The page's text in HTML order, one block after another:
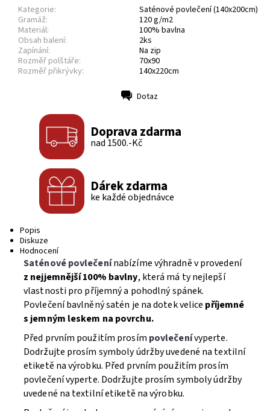
Kategorie:
Saténové povlečení (140x200cm)
Gramáž:
120 g/m2
Materiál:
100% bavlna
Obsah balení:
2ks
Zapínání:
Na zip
Rozměř polštáře:
70x90
Rozměř přikrývky:
140x220cm
Dotaz
Doprava zdarma
nad 1500.-Kč
Dárek zdarma
ke každé objednávce
Popis
Diskuze
Hodnocení
Saténové povlečenínabízíme výhradně v provedení
z nejjemnější 100% bavlny, která má ty nejlepší
vlastnosti pro příjemný a pohodlný spánek.
Povlečení bavlněný satén je na dotek velice příjemné
s jemným leskem na povrchu.
Před prvním použitím prosím povlečenívyperte.
Dodržujte prosím symboly údržby uvedené na textilní
etiketě na výrobku. Před prvním použitím prosím
povlečení vyperte. Dodržujte prosím symboly údržby
uvedené na textilní etiketě na výrobku.